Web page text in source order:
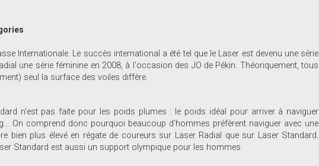
Internationale. Le succès international a été tel que le Laser est devenu une série
une série féminine en 2008, à l'occasion des JO de Pékin. Théoriquement, tous
seul la surface des voiles diffère.
n'est pas faite pour les poids plumes : le poids idéal pour arriver à naviguer
On comprend donc pourquoi beaucoup d'hommes préfèrent naviguer avec une
bien plus élevé en régate de coureurs sur Laser Radial que sur Laser Standard.
Standard est aussi un support olympique pour les hommes.